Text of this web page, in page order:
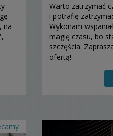
na
Warto zatrzymać
i potrafię
Wykonam
magię czasu, bo
szczęścia.
ofertą!